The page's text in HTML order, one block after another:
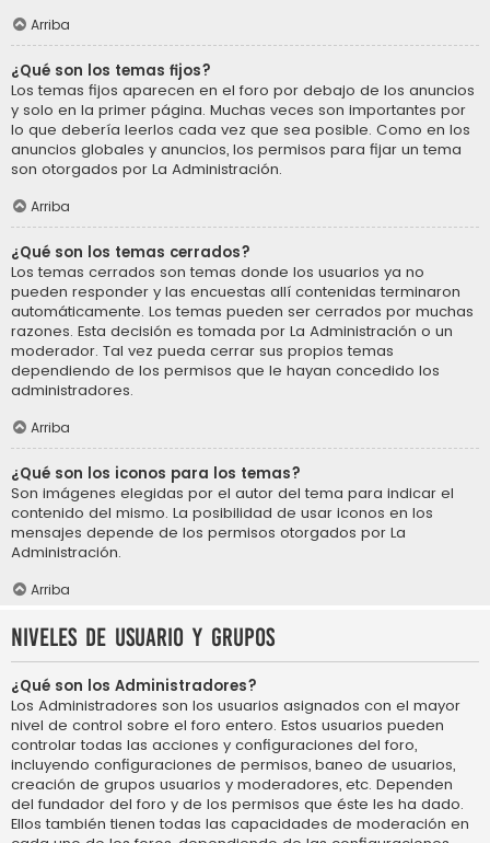
Arriba
¿Qué son los temas fijos?
Los temas fijos aparecen en el foro por debajo de los anuncios
y solo en la primer página. Muchas veces son importantes por
lo que debería leerlos cada vez que sea posible. Como en los
anuncios globales y anuncios, los permisos para fijar un tema
son otorgados por La Administración.
Arriba
¿Qué son los temas cerrados?
Los temas cerrados son temas donde los usuarios ya no
pueden responder y las encuestas allí contenidas terminaron
automáticamente. Los temas pueden ser cerrados por muchas
razones. Esta decisión es tomada por La Administración o un
moderador. Tal vez pueda cerrar sus propios temas
dependiendo de los permisos que le hayan concedido los
administradores.
Arriba
¿Qué son los iconos para los temas?
Son imágenes elegidas por el autor del tema para indicar el
contenido del mismo. La posibilidad de usar iconos en los
mensajes depende de los permisos otorgados por La
Administración.
Arriba
Niveles de usuario y grupos
¿Qué son los Administradores?
Los Administradores son los usuarios asignados con el mayor
nivel de control sobre el foro entero. Estos usuarios pueden
controlar todas las acciones y configuraciones del foro,
incluyendo configuraciones de permisos, baneo de usuarios,
creación de grupos usuarios y moderadores, etc. Dependen
del fundador del foro y de los permisos que éste les ha dado.
Ellos también tienen todas las capacidades de moderación en